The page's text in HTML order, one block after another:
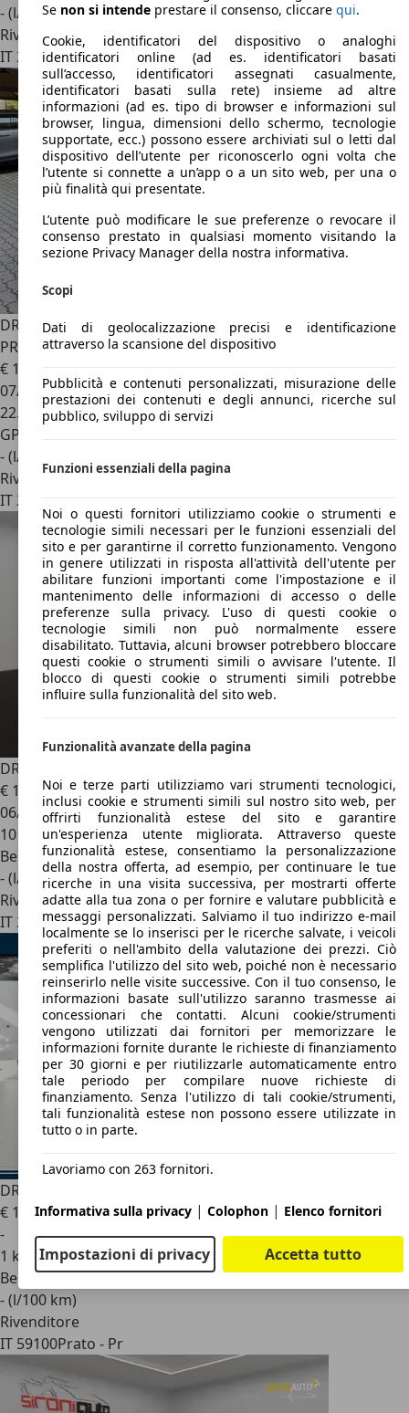
- (l/100 km)
Rivenditore
IT 20033Solaro Mi
DR Automobiles DR5.01.5 Gpl TELECAMERA CARPLAY
PREZZO REALE
€ 15.700
07/2024
22.000 km
GPL
- (l/100 km)
Rivenditore
IT 20900
DR Automobiles DR5.0
€ 19.9001
06/2025
10 km
Benzina
- (l/100 km)
Rivenditore
IT 23884Castello Di Brianza - Lecco - Lc
DR Automobiles DR5.0
€ 18.900
-
1 km
Benzina
- (l/100 km)
Rivenditore
IT 59100Prato - Pr
Se non si intende prestare il consenso, cliccare qui.
Cookie, identificatori del dispositivo o analoghi
identificatori online (ad es. identificatori basati
sull’accesso, identificatori assegnati casualmente,
identificatori basati sulla rete) insieme ad altre
informazioni (ad es. tipo di browser e informazioni sul
browser, lingua, dimensioni dello schermo, tecnologie
supportate, ecc.) possono essere archiviati sul o letti dal
dispositivo dell’utente per riconoscerlo ogni volta che
l’utente si connette a un’app o a un sito web, per una o
più finalità qui presentate.
L’utente può modificare le sue preferenze o revocare il
consenso prestato in qualsiasi momento visitando la
sezione Privacy Manager della nostra informativa.
Scopi
Dati di geolocalizzazione precisi e identificazione
attraverso la scansione del dispositivo
Pubblicità e contenuti personalizzati, misurazione delle
prestazioni dei contenuti e degli annunci, ricerche sul
pubblico, sviluppo di servizi
Funzioni essenziali della pagina
Noi o questi fornitori utilizziamo cookie o strumenti e
tecnologie simili necessari per le funzioni essenziali del
sito e per garantirne il corretto funzionamento. Vengono
in genere utilizzati in risposta all'attività dell'utente per
abilitare funzioni importanti come l'impostazione e il
mantenimento delle informazioni di accesso o delle
preferenze sulla privacy. L'uso di questi cookie o
tecnologie simili non può normalmente essere
disabilitato. Tuttavia, alcuni browser potrebbero bloccare
questi cookie o strumenti simili o avvisare l'utente. Il
blocco di questi cookie o strumenti simili potrebbe
influire sulla funzionalità del sito web.
Funzionalità avanzate della pagina
Noi e terze parti utilizziamo vari strumenti tecnologici,
inclusi cookie e strumenti simili sul nostro sito web, per
offrirti funzionalità estese del sito e garantire
un'esperienza utente migliorata. Attraverso queste
funzionalità estese, consentiamo la personalizzazione
della nostra offerta, ad esempio, per continuare le tue
ricerche in una visita successiva, per mostrarti offerte
adatte alla tua zona o per fornire e valutare pubblicità e
messaggi personalizzati. Salviamo il tuo indirizzo e-mail
localmente se lo inserisci per le ricerche salvate, i veicoli
preferiti o nell'ambito della valutazione dei prezzi. Ciò
semplifica l'utilizzo del sito web, poiché non è necessario
reinserirlo nelle visite successive. Con il tuo consenso, le
informazioni basate sull'utilizzo saranno trasmesse ai
concessionari che contatti. Alcuni cookie/strumenti
vengono utilizzati dai fornitori per memorizzare le
informazioni fornite durante le richieste di finanziamento
per 30 giorni e per riutilizzarle automaticamente entro
tale periodo per compilare nuove richieste di
finanziamento. Senza l'utilizzo di tali cookie/strumenti,
tali funzionalità estese non possono essere utilizzate in
tutto o in parte.
Lavoriamo con 263 fornitori.
Informativa sulla privacy | Colophon | Elenco fornitori
Impostazioni di privacy Accetta tutto